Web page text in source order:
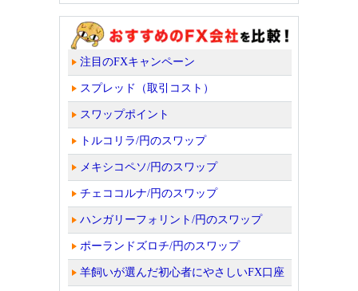
注目のFXキャンペーン
スプレッド（取引コスト）
スワップポイント
トルコリラ/円のスワップ
メキシコペソ/円のスワップ
チェココルナ/円のスワップ
ハンガリーフォリント/円のスワップ
ポーランドズロチ/円のスワップ
羊飼いが選んだ初心者にやさしいFX口座